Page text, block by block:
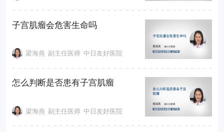
子宫肌瘤会危害生命吗
梁海燕 副主任医师 中日友好医院
怎么判断是否患有子宫肌瘤
梁海燕 副主任医师 中日友好医院